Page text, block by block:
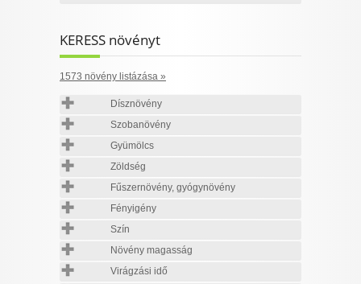
KERESS növényt
1573 növény listázása »
Dísznövény
Szobanövény
Gyümölcs
Zöldség
Fűszernövény, gyógynövény
Fényigény
Szín
Növény magasság
Virágzási idő